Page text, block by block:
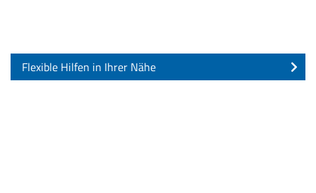
Flexible Hilfen in Ihrer Nähe